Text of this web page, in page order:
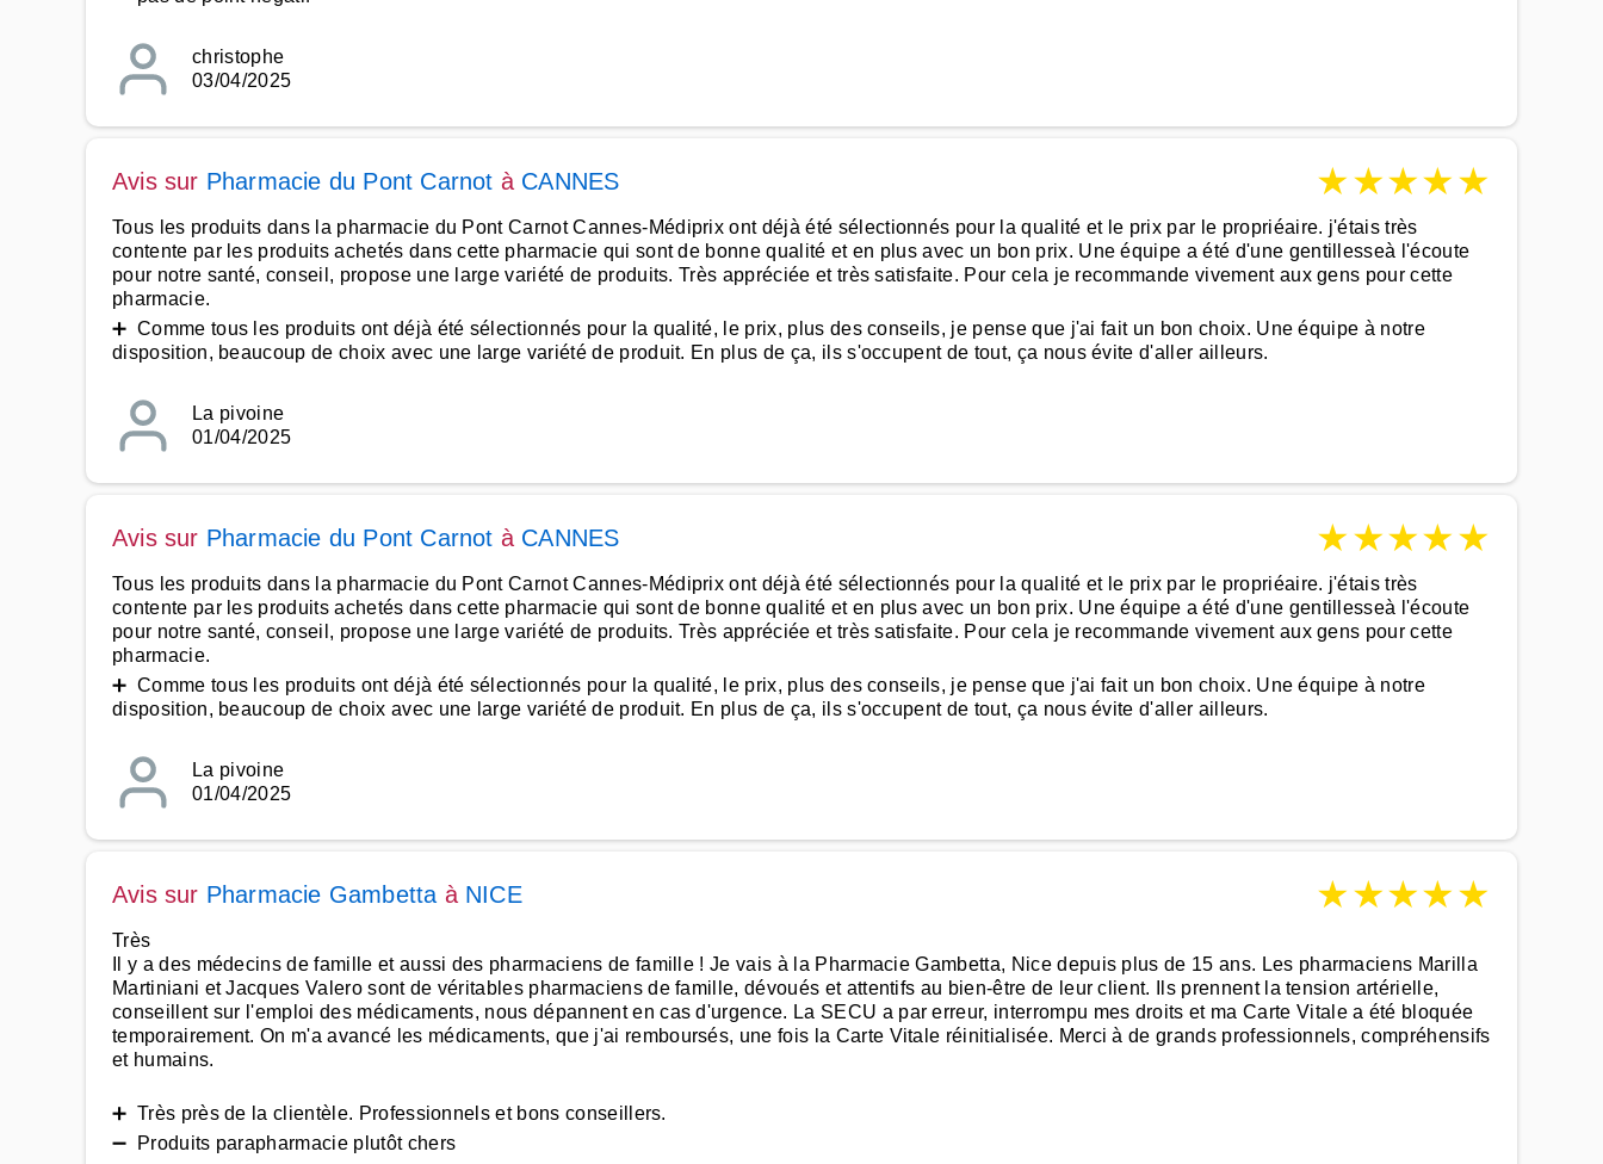
christophe
03/04/2025
Avis sur Pharmacie du Pont Carnot à CANNES ★★★★★
Tous les produits dans la pharmacie du Pont Carnot Cannes-Médiprix ont déjà été sélectionnés pour la qualité et le prix par le propriéaire. j'étais très
contente par les produits achetés dans cette pharmacie qui sont de bonne qualité et en plus avec un bon prix. Une équipe a été d'une gentillesseà l'écoute
pour notre santé, conseil, propose une large variété de produits. Très appréciée et très satisfaite. Pour cela je recommande vivement aux gens pour cette
pharmacie.
➕ Comme tous les produits ont déjà été sélectionnés pour la qualité, le prix, plus des conseils, je pense que j'ai fait un bon choix. Une équipe à notre
disposition, beaucoup de choix avec une large variété de produit. En plus de ça, ils s'occupent de tout, ça nous évite d'aller ailleurs.
La pivoine
01/04/2025
Avis sur Pharmacie du Pont Carnot à CANNES ★★★★★
Tous les produits dans la pharmacie du Pont Carnot Cannes-Médiprix ont déjà été sélectionnés pour la qualité et le prix par le propriéaire. j'étais très
contente par les produits achetés dans cette pharmacie qui sont de bonne qualité et en plus avec un bon prix. Une équipe a été d'une gentillesseà l'écoute
pour notre santé, conseil, propose une large variété de produits. Très appréciée et très satisfaite. Pour cela je recommande vivement aux gens pour cette
pharmacie.
➕ Comme tous les produits ont déjà été sélectionnés pour la qualité, le prix, plus des conseils, je pense que j'ai fait un bon choix. Une équipe à notre
disposition, beaucoup de choix avec une large variété de produit. En plus de ça, ils s'occupent de tout, ça nous évite d'aller ailleurs.
La pivoine
01/04/2025
Avis sur Pharmacie Gambetta à NICE ★★★★★
Très
Il y a des médecins de famille et aussi des pharmaciens de famille ! Je vais à la Pharmacie Gambetta, Nice depuis plus de 15 ans. Les pharmaciens Marilla
Martiniani et Jacques Valero sont de véritables pharmaciens de famille, dévoués et attentifs au bien-être de leur client. Ils prennent la tension artérielle,
conseillent sur l'emploi des médicaments, nous dépannent en cas d'urgence. La SECU a par erreur, interrompu mes droits et ma Carte Vitale a été bloquée
temporairement. On m'a avancé les médicaments, que j'ai remboursés, une fois la Carte Vitale réinitialisée. Merci à de grands professionnels, compréhensifs
et humains.
➕ Très près de la clientèle. Professionnels et bons conseillers.
➖ Produits parapharmacie plutôt chers